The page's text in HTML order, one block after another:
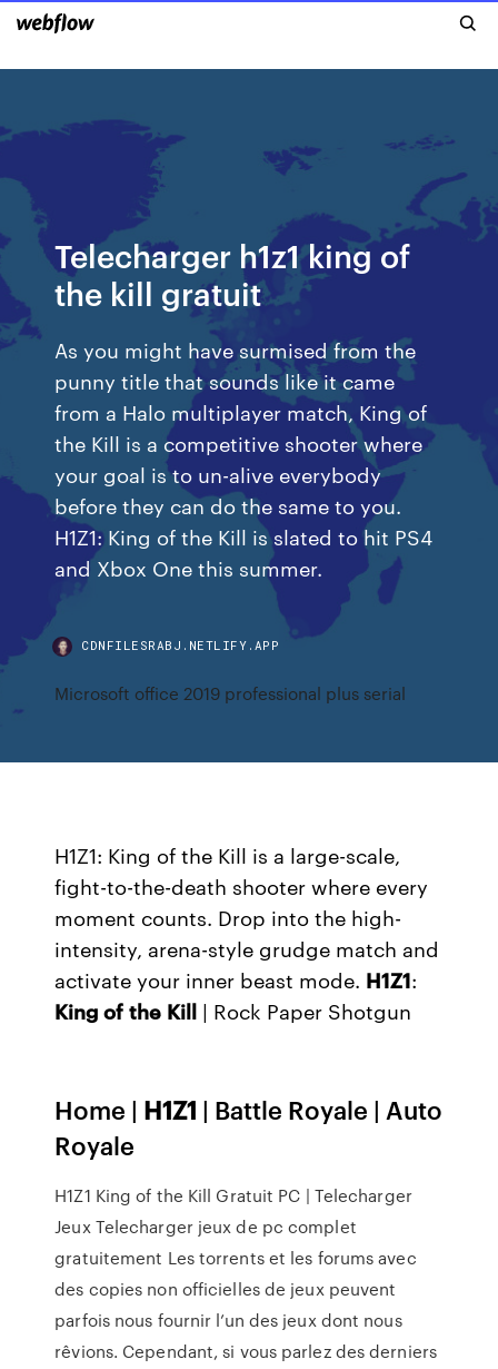
Telecharger h1z1 king of
the kill gratuit
As you might have surmised from the
punny title that sounds like it came
from a Halo multiplayer match, King of
the Kill is a competitive shooter where
your goal is to un-alive everybody
before they can do the same to you.
H1Z1: King of the Kill is slated to hit PS4
and Xbox One this summer.
CDNFILESRABJ.NETLIFY.APP
Microsoft office 2019 professional plus serial
H1Z1: King of the Kill is a large-scale,
fight-to-the-death shooter where every
moment counts. Drop into the high-
intensity, arena-style grudge match and
activate your inner beast mode. H1Z1:
King of the Kill | Rock Paper Shotgun
Home | H1Z1 | Battle Royale | Auto
Royale
H1Z1 King of the Kill Gratuit PC | Telecharger
Jeux Telecharger jeux de pc complet
gratuitement Les torrents et les forums avec
des copies non officielles de jeux peuvent
parfois nous fournir l’un des jeux dont nous
rêvions. Cependant, si vous parlez des derniers